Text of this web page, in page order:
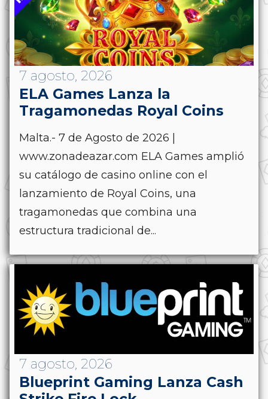
7 agosto, 2026
ELA Games Lanza la
Tragamonedas Royal Coins
Malta.- 7 de Agosto de 2026 |
www.zonadeazar.com ELA Games amplió
su catálogo de casino online con el
lanzamiento de Royal Coins, una
tragamonedas que combina una
estructura tradicional de...
7 agosto, 2026
Blueprint Gaming Lanza Cash